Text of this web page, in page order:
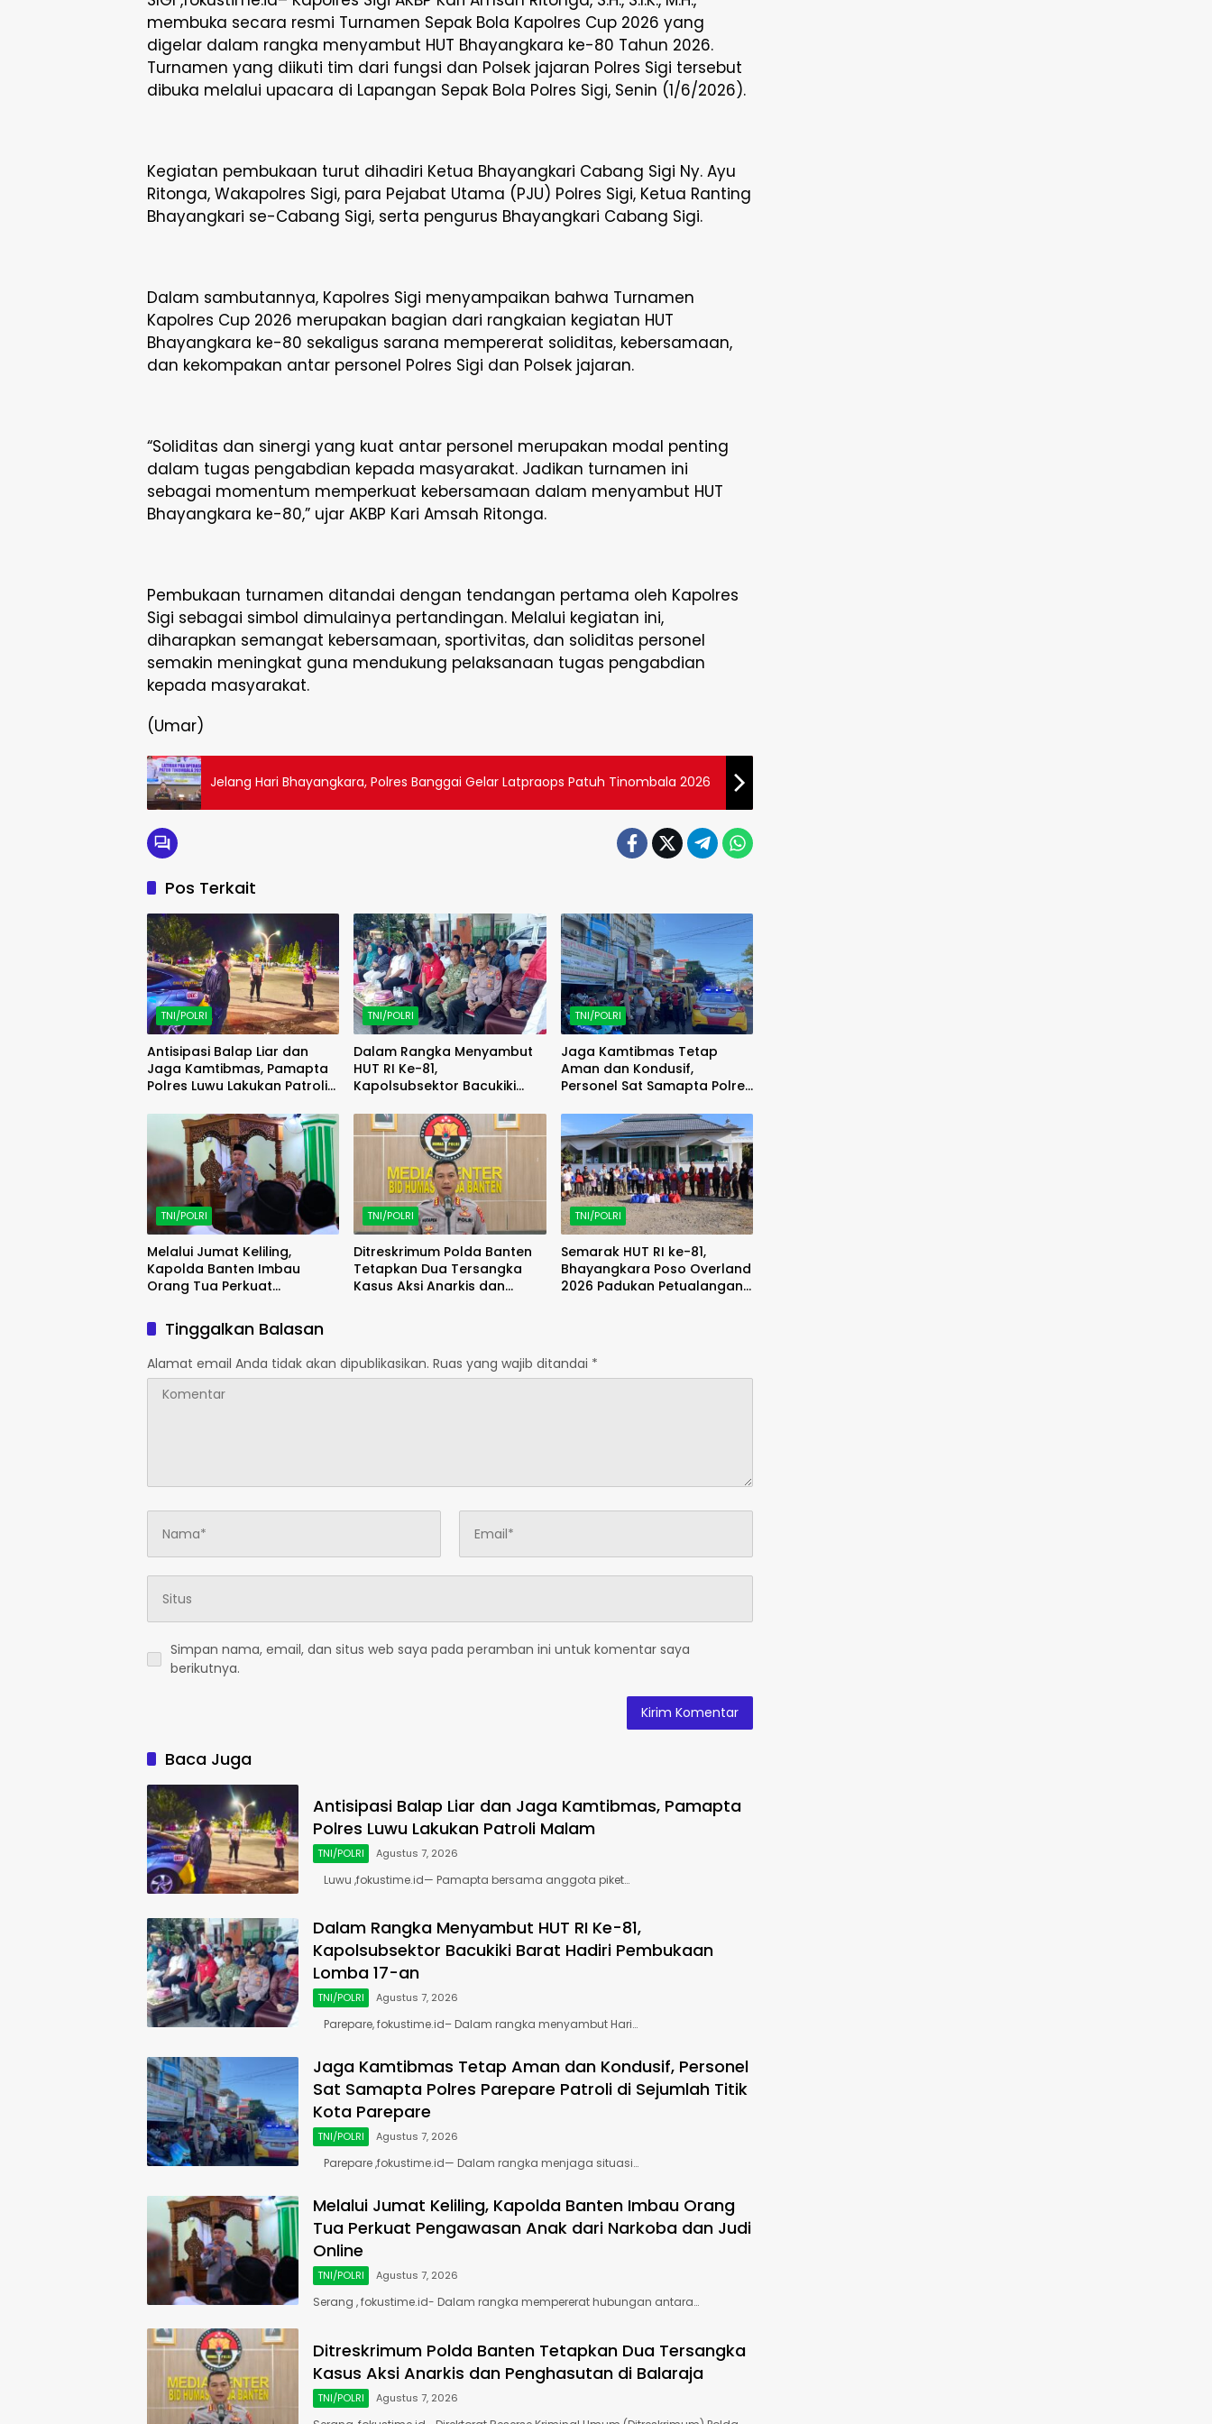
membuka secara resmi Turnamen Sepak Bola Kapolres Cup 2026 yang
digelar dalam rangka menyambut HUT Bhayangkara ke-80 Tahun 2026.
Turnamen yang diikuti tim dari fungsi dan Polsek jajaran Polres Sigi tersebut
dibuka melalui upacara di Lapangan Sepak Bola Polres Sigi, Senin (1/6/2026).
Kegiatan pembukaan turut dihadiri Ketua Bhayangkari Cabang Sigi Ny. Ayu
Ritonga, Wakapolres Sigi, para Pejabat Utama (PJU) Polres Sigi, Ketua Ranting
Bhayangkari se-Cabang Sigi, serta pengurus Bhayangkari Cabang Sigi.
Dalam sambutannya, Kapolres Sigi menyampaikan bahwa Turnamen
Kapolres Cup 2026 merupakan bagian dari rangkaian kegiatan HUT
Bhayangkara ke-80 sekaligus sarana mempererat soliditas, kebersamaan,
dan kekompakan antar personel Polres Sigi dan Polsek jajaran.
“Soliditas dan sinergi yang kuat antar personel merupakan modal penting
dalam tugas pengabdian kepada masyarakat. Jadikan turnamen ini
sebagai momentum memperkuat kebersamaan dalam menyambut HUT
Bhayangkara ke-80,” ujar AKBP Kari Amsah Ritonga.
Pembukaan turnamen ditandai dengan tendangan pertama oleh Kapolres
Sigi sebagai simbol dimulainya pertandingan. Melalui kegiatan ini,
diharapkan semangat kebersamaan, sportivitas, dan soliditas personel
semakin meningkat guna mendukung pelaksanaan tugas pengabdian
kepada masyarakat.
(Umar)
Jelang Hari Bhayangkara, Polres Banggai Gelar Latpraops Patuh Tinombala 2026
Pos Terkait
TNI/POLRI
Antisipasi Balap Liar dan
Jaga Kamtibmas, Pamapta
Polres Luwu Lakukan Patroli
TNI/POLRI
Dalam Rangka Menyambut
HUT RI Ke-81,
Kapolsubsektor Bacukiki
Lomba 17-an
TNI/POLRI
Jaga Kamtibmas Tetap
Aman dan Kondusif,
Personel Sat Samapta Polres
Titik Kota Parepare
TNI/POLRI
Melalui Jumat Keliling,
Kapolda Banten Imbau
Orang Tua Perkuat
Narkoba dan Judi Online
TNI/POLRI
Ditreskrimum Polda Banten
Tetapkan Dua Tersangka
Kasus Aksi Anarkis dan
TNI/POLRI
Semarak HUT RI ke-81,
Bhayangkara Poso Overland
2026 Padukan Petualangan,
Tinggalkan Balasan
Alamat email Anda tidak akan dipublikasikan. Ruas yang wajib ditandai *
Simpan nama, email, dan situs web saya pada peramban ini untuk komentar saya
berikutnya.
Baca Juga
Antisipasi Balap Liar dan Jaga Kamtibmas, Pamapta
Polres Luwu Lakukan Patroli Malam
TNI/POLRI Agustus 7, 2026
Luwu ,fokustime.id— Pamapta bersama anggota piket…
Dalam Rangka Menyambut HUT RI Ke-81,
Kapolsubsektor Bacukiki Barat Hadiri Pembukaan
Lomba 17-an
TNI/POLRI Agustus 7, 2026
Parepare, fokustime.id– Dalam rangka menyambut Hari…
Jaga Kamtibmas Tetap Aman dan Kondusif, Personel
Sat Samapta Polres Parepare Patroli di Sejumlah Titik
Kota Parepare
TNI/POLRI Agustus 7, 2026
Parepare ,fokustime.id— Dalam rangka menjaga situasi…
Melalui Jumat Keliling, Kapolda Banten Imbau Orang
Tua Perkuat Pengawasan Anak dari Narkoba dan Judi
Online
TNI/POLRI Agustus 7, 2026
Serang , fokustime.id- Dalam rangka mempererat hubungan antara…
Ditreskrimum Polda Banten Tetapkan Dua Tersangka
Kasus Aksi Anarkis dan Penghasutan di Balaraja
TNI/POLRI Agustus 7, 2026